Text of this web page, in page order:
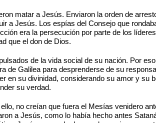
matar a Jesús. Enviaron la orden de
a Jesús. Los espías del Consejo que
era la persecución por parte de los
que el don de Dios.
de la vida social de su nación. Por
de Galilea para desprenderse de su
en su divinidad, considerando su amor y
su verdad.
no creían que fuera el Mesías venidero
a Jesús, como lo había hecho antes